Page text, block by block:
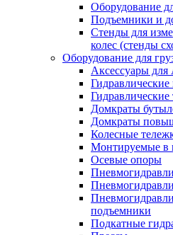
Оборудование
Подъемники и
Стенды для
колес (стенды
Оборудование для
Аксессуары
Гидравлические
Домкраты
Домкраты
Колесные
Монтируемые в
Осевые опоры
подъемники
Подкатные